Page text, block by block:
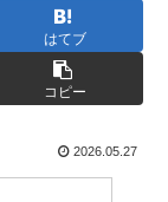
はてブ
コピー
2026.05.27